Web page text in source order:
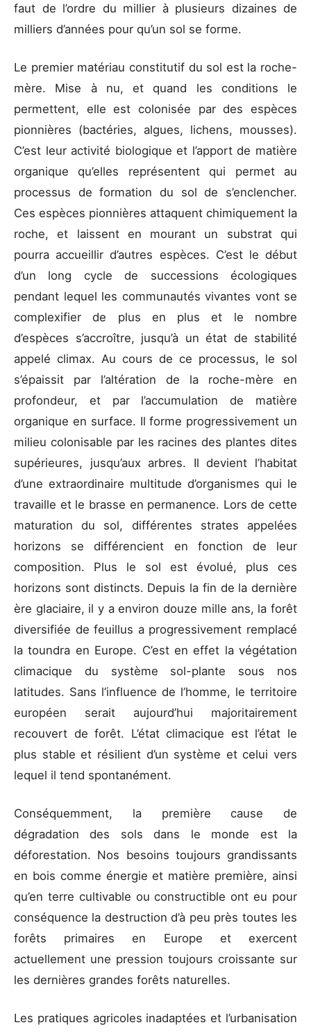
faut de l’ordre du millier à plusieurs dizaines de
milliers d’années pour qu’un sol se forme.
Le premier matériau constitutif du sol est la roche-
mère. Mise à nu, et quand les conditions le
permettent, elle est colonisée par des espèces
pionnières (bactéries, algues, lichens, mousses).
C’est leur activité biologique et l’apport de matière
organique qu’elles représentent qui permet au
processus de formation du sol de s’enclencher.
Ces espèces pionnières attaquent chimiquement la
roche, et laissent en mourant un substrat qui
pourra accueillir d’autres espèces. C’est le début
d’un long cycle de successions écologiques
pendant lequel les communautés vivantes vont se
complexifier de plus en plus et le nombre
d’espèces s’accroître, jusqu’à un état de stabilité
appelé climax. Au cours de ce processus, le sol
s’épaissit par l’altération de la roche-mère en
profondeur, et par l’accumulation de matière
organique en surface. Il forme progressivement un
milieu colonisable par les racines des plantes dites
supérieures, jusqu’aux arbres. Il devient l’habitat
d’une extraordinaire multitude d’organismes qui le
travaille et le brasse en permanence. Lors de cette
maturation du sol, différentes strates appelées
horizons se différencient en fonction de leur
composition. Plus le sol est évolué, plus ces
horizons sont distincts. Depuis la fin de la dernière
ère glaciaire, il y a environ douze mille ans, la forêt
diversifiée de feuillus a progressivement remplacé
la toundra en Europe. C’est en effet la végétation
climacique du système sol-plante sous nos
latitudes. Sans l’influence de l’homme, le territoire
européen serait aujourd’hui majoritairement
recouvert de forêt. L’état climacique est l’état le
plus stable et résilient d’un système et celui vers
lequel il tend spontanément.
Conséquemment, la première cause de
dégradation des sols dans le monde est la
déforestation. Nos besoins toujours grandissants
en bois comme énergie et matière première, ainsi
qu’en terre cultivable ou constructible ont eu pour
conséquence la destruction d’à peu près toutes les
forêts primaires en Europe et exercent
actuellement une pression toujours croissante sur
les dernières grandes forêts naturelles.
Les pratiques agricoles inadaptées et l’urbanisation